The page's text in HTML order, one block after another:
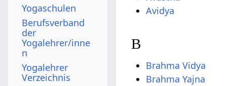
Avidya
B
Brahma Vidya
Brahma Yajna
Yogaschulen
Berufsverband
der
Yogalehrer/inne
n
Yogalehrer
Verzeichnis